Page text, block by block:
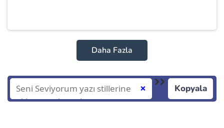
Daha Fazla
❌ Kopyala